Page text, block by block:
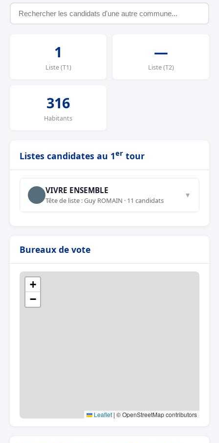
1
Liste (T1)
—
Liste (T2)
316
Habitants
Listes candidates au 1er tour
VIVRE ENSEMBLE
Tête de liste : Guy ROMAIN · 11 candidats
▼
Bureaux de vote
+
−
Leaflet | © OpenStreetMap contributors